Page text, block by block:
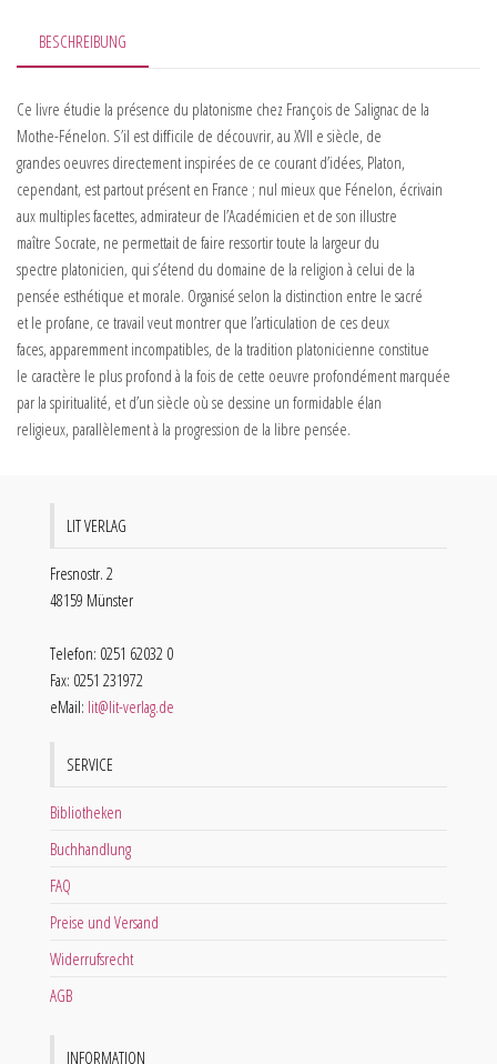
BESCHREIBUNG
Ce livre étudie la présence du platonisme chez François de Salignac de la
Mothe-Fénelon. S’il est difficile de découvrir, au XVII e siècle, de
grandes oeuvres directement inspirées de ce courant d’idées, Platon,
cependant, est partout présent en France ; nul mieux que Fénelon, écrivain
aux multiples facettes, admirateur de l’Académicien et de son illustre
maître Socrate, ne permettait de faire ressortir toute la largeur du
spectre platonicien, qui s’étend du domaine de la religion à celui de la
pensée esthétique et morale. Organisé selon la distinction entre le sacré
et le profane, ce travail veut montrer que l’articulation de ces deux
faces, apparemment incompatibles, de la tradition platonicienne constitue
le caractère le plus profond à la fois de cette oeuvre profondément marquée
par la spiritualité, et d’un siècle où se dessine un formidable élan
religieux, parallèlement à la progression de la libre pensée.
LIT VERLAG
Fresnostr. 2
48159 Münster
Telefon: 0251 62032 0
Fax: 0251 231972
eMail: lit@lit-verlag.de
SERVICE
Bibliotheken
Buchhandlung
FAQ
Preise und Versand
Widerrufsrecht
AGB
INFORMATION